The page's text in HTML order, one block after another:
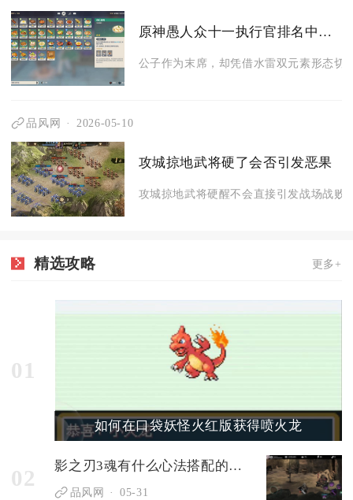
原神愚人众十一执行官排名中哪位角色有最好的元素应对能力
公子作为末席，却凭借水雷双元素形态切
品风网 2026-05-10
攻城掠地武将硬了会否引发恶果
攻城掠地武将硬醒不会直接引发战场战败
精选攻略 更多+
01
如何在口袋妖怪火红版获得喷火龙
02 影之刃3魂有什么心法搭配的建议吗
品风网 05-31